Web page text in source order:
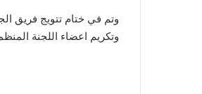
وتم في ختام تتويج فريق
وتكريم اعضاء اللجنة المنظمة للدوري وإدارة مدرسة